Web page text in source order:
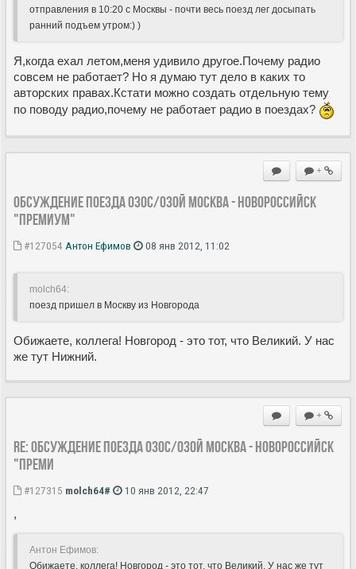
отправления в 10:20 с Москвы - почти весь поезд лег досыпать
ранний подъем утром:) )
Я,когда ехал летом,меня удивило другое.Почему радио
совсем не работает? Но я думаю тут дело в каких то
авторских правах.Кстати можно создать отдельную тему
по поводу радио,почему не работает радио в поездах?
+
Обсуждение поезда 030С/030Й Москва - Новороссийск
"Премиум"
#127054 Антон Ефимов 08 янв 2012, 11:02
molch64:
поезд пришел в Москву из Новгорода
Обижаете, коллега! Новгород - это тот, что Великий. У нас
же тут Нижний.
+
Re: Обсуждение поезда 030С/030Й Москва - Новороссийск
"Преми
#127315 molch64# 10 янв 2012, 22:47
,
Антон Ефимов:
Обижаете, коллега! Новгород - это тот, что Великий. У нас же тут